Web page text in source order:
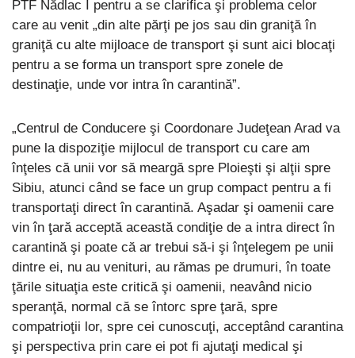
PTF Nădlac I pentru a se clarifica şi problema celor
care au venit „din alte părţi pe jos sau din graniţă în
graniţă cu alte mijloace de transport şi sunt aici blocaţi
pentru a se forma un transport spre zonele de
destinaţie, unde vor intra în carantină”.
„Centrul de Conducere şi Coordonare Judeţean Arad va
pune la dispoziţie mijlocul de transport cu care am
înţeles că unii vor să meargă spre Ploieşti şi alţii spre
Sibiu, atunci când se face un grup compact pentru a fi
transportaţi direct în carantină. Aşadar şi oamenii care
vin în ţară acceptă această condiţie de a intra direct în
carantină şi poate că ar trebui să-i şi înţelegem pe unii
dintre ei, nu au venituri, au rămas pe drumuri, în toate
ţările situaţia este critică şi oamenii, neavând nicio
speranţă, normal că se întorc spre ţară, spre
compatrioţii lor, spre cei cunoscuţi, acceptând carantina
şi perspectiva prin care ei pot fi ajutaţi medical şi